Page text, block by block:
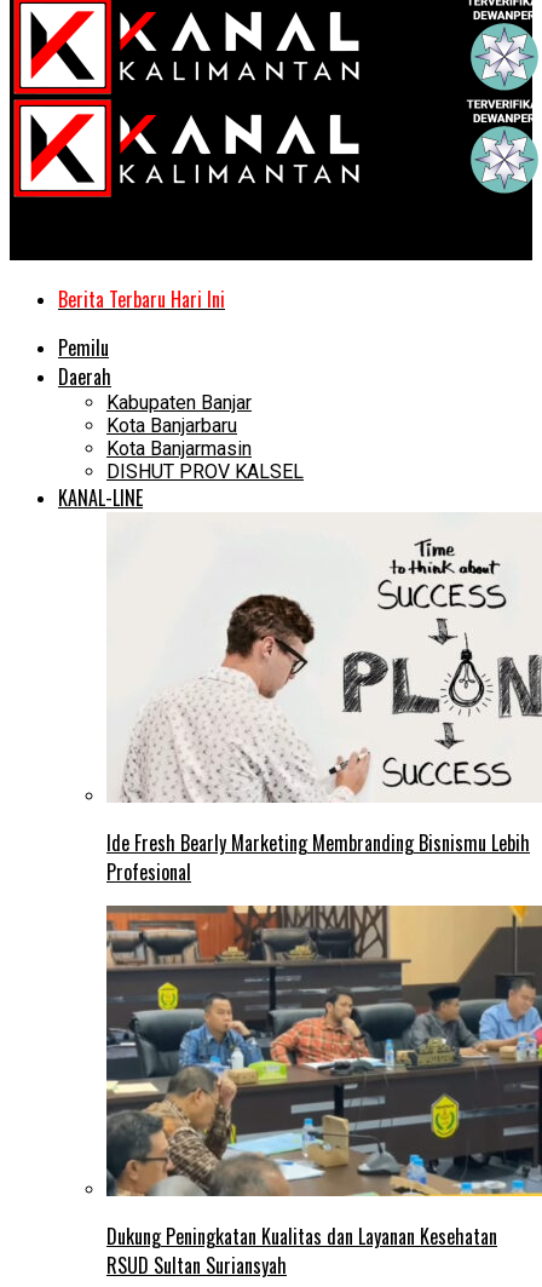
Berita Terbaru Hari Ini
Pemilu
Daerah
Kabupaten Banjar
Kota Banjarbaru
Kota Banjarmasin
DISHUT PROV KALSEL
KANAL-LINE
Ide Fresh Bearly Marketing Membranding Bisnismu Lebih
Profesional
Dukung Peningkatan Kualitas dan Layanan Kesehatan
RSUD Sultan Suriansyah